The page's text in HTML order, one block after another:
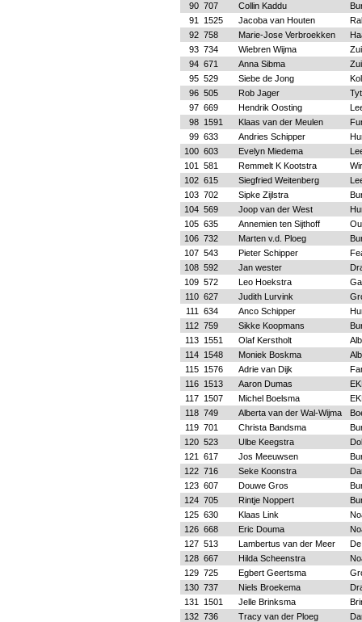
90 707 Collin Kaddu
91
1525 Jacoba van Houten
92 758 Marie-Jose Verbroekken
93 734 Wiebren Wijma
94 671 Anna Sibma
95 529 Siebe de Jong
96 505 Rob Jager
97 669 Hendrik Oosting
98 1591 Klaas van der Meulen
99 633 Andries Schipper
100 603 Evelyn Miedema
101
581 Remmelt K Kootstra
102 615 Siegfried Weitenberg
103 702 Sipke Zijlstra
104 569 Joop van der West
105 635 Annemien ten Sijthoff
106 732 Marten v.d. Ploeg
107 543 Pieter Schipper
108 592 Jan wester
109 572 Leo Hoekstra
110 627 Judith Lurvink
111
634 Anco Schipper
112 759 Sikke Koopmans
113 1551 Olaf Kerstholt
114 1548 Moniek Boskma
115 1576 Adrie van Dijk
116 1513 Aaron Dumas
117 1507 Michel Boelsma
118 749 Alberta van der Wal-Wijma
119 701 Christa Bandsma
120 523 Ulbe Keegstra
121
617 Jos Meeuwsen
122 716 Seke Koonstra
123 607 Douwe Gros
124 705 Rintje Noppert
125 630 Klaas Link
126 668 Eric Douma
127 513 Lambertus van der Meer
128 667 Hilda Scheenstra
129 725 Egbert Geertsma
130 737 Niels Broekema
131
1501 Jelle Brinksma
132 736 Tracy van der Ploeg